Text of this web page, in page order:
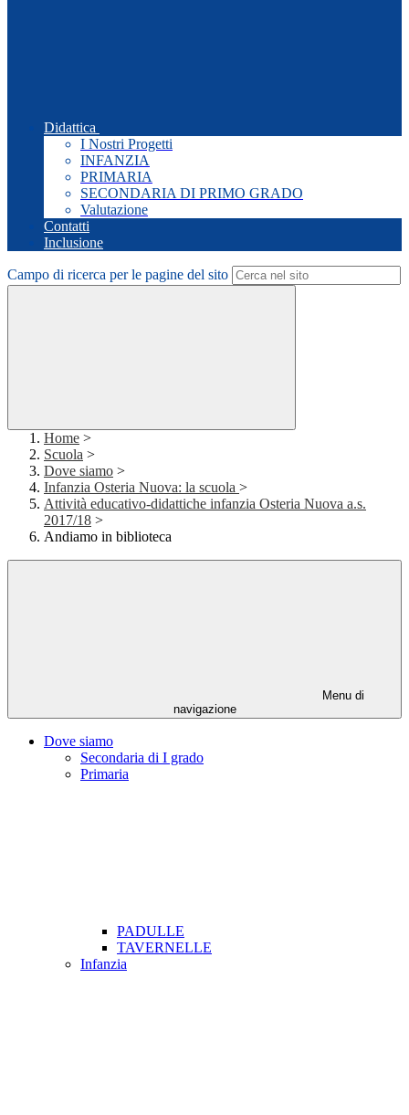
Didattica
I Nostri Progetti
INFANZIA
PRIMARIA
SECONDARIA DI PRIMO GRADO
Valutazione
Contatti
Inclusione
Campo di ricerca per le pagine del sito
Home >
Scuola >
Dove siamo >
Infanzia Osteria Nuova: la scuola >
Attività educativo-didattiche infanzia Osteria Nuova a.s.
2017/18 >
Andiamo in biblioteca
Menu di
navigazione
Dove siamo
Secondaria di I grado
Primaria
PADULLE
TAVERNELLE
Infanzia